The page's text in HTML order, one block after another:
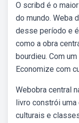
O scribd é o
do mundo. Weba
desse período e
como a obra
bourdieu. Com
Economize com
Webobra central
livro constrói
culturais e